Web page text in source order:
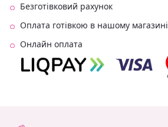
Безготівковий рахунок
Оплата готівкою в нашому магазині
Онлайн оплата